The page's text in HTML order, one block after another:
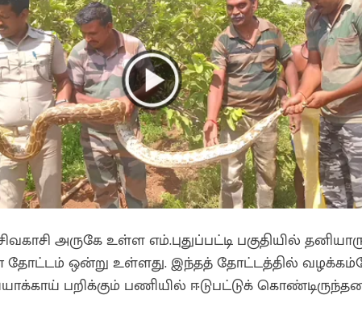
அருகே உள்ள எம்.புதுப்பட்டி பகுதியில்
ஒன்று உள்ளது. இந்தத் தோட்டத்தில்
பறிக்கும் பணியில் ஈடுபட்டுக்